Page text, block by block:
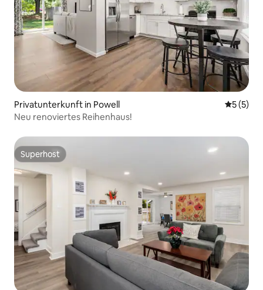
Privatunterkunft in Powell
5 (5)
Neu renoviertes Reihenhaus!
Superhost
Superhost